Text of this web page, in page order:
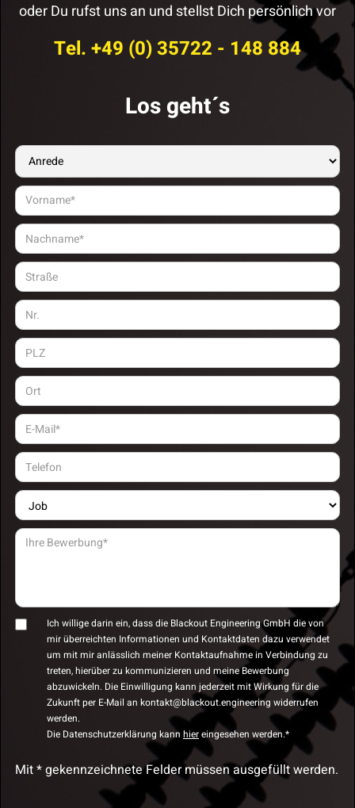
oder Du rufst uns an und stellst Dich persönlich vor
Tel. +49 (0) 35722 - 148 884
Los geht´s
Ich willige darin ein, dass die Blackout Engineering GmbH die von
mir überreichten Informationen und Kontaktdaten dazu verwendet
um mit mir anlässlich meiner Kontaktaufnahme in Verbindung zu
treten, hierüber zu kommunizieren und meine Bewerbung
abzuwickeln. Die Einwilligung kann jederzeit mit Wirkung für die
Zukunft per E-Mail an kontakt@blackout.engineering widerrufen
werden.
Die Datenschutzerklärung kann hiereingesehen werden.*
Mit * gekennzeichnete Felder müssen ausgefüllt werden.